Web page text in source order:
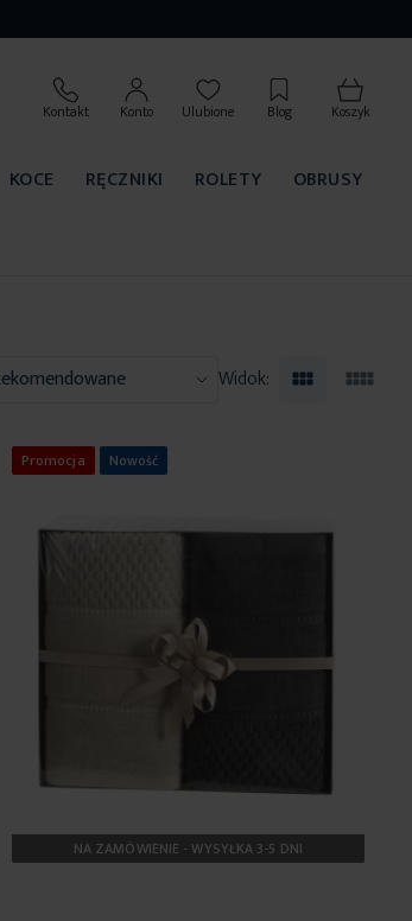
Kontakt Konto Ulubione Blog Koszyk
KOCE RĘCZNIKI ROLETY
OBRUSY
Widok:
Promocja Nowość
NA ZAMÓWIENIE - WYSYŁKA 3-5 DNI